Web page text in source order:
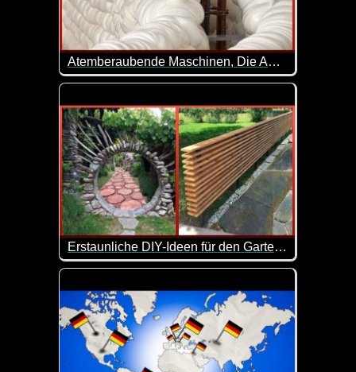
Atemberaubende Maschinen, Die Auf Einem Anderen Level Sind - 2
In unserer postindustriellen Welt stoßen wir an
Erstaunliche DIY-Ideen für den Garten, die Ihr Zuhause aufwerten - 3
Ein Hinterhof ist ein kleiner Außenbereich, der